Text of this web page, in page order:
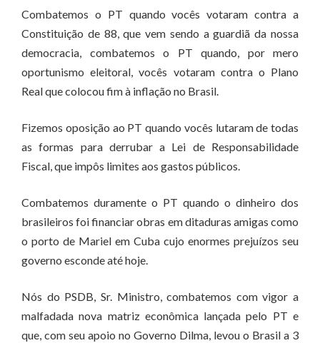
Combatemos o PT quando vocês votaram contra a
Constituição de 88, que vem sendo a guardiã da nossa
democracia, combatemos o PT quando, por mero
oportunismo eleitoral, vocês votaram contra o Plano
Real que colocou fim à inflação no Brasil.
Fizemos oposição ao PT quando vocês lutaram de todas
as formas para derrubar a Lei de Responsabilidade
Fiscal, que impôs limites aos gastos públicos.
Combatemos duramente o PT quando o dinheiro dos
brasileiros foi financiar obras em ditaduras amigas como
o porto de Mariel em Cuba cujo enormes prejuízos seu
governo esconde até hoje.
Nós do PSDB, Sr. Ministro, combatemos com vigor a
malfadada nova matriz econômica lançada pelo PT e
que, com seu apoio no Governo Dilma, levou o Brasil a 3